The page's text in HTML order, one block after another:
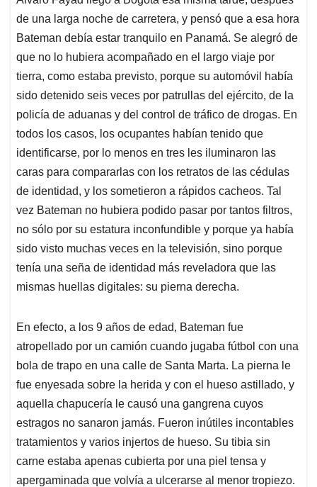
de una larga noche de carretera, y pensó que a esa hora
Bateman debía estar tranquilo en Panamá. Se alegró de
que no lo hubiera acompañado en el largo viaje por
tierra, como estaba previsto, porque su automóvil había
sido detenido seis veces por patrullas del ejército, de la
policía de aduanas y del control de tráfico de drogas. En
todos los casos, los ocupantes habían tenido que
identificarse, por lo menos en tres les iluminaron las
caras para compararlas con los retratos de las cédulas
de identidad, y los sometieron a rápidos cacheos. Tal
vez Bateman no hubiera podido pasar por tantos filtros,
no sólo por su estatura inconfundible y porque ya había
sido visto muchas veces en la televisión, sino porque
tenía una seña de identidad más reveladora que las
mismas huellas digitales: su pierna derecha.
En efecto, a los 9 años de edad, Bateman fue
atropellado por un camión cuando jugaba fútbol con una
bola de trapo en una calle de Santa Marta. La pierna le
fue enyesada sobre la herida y con el hueso astillado, y
aquella chapucería le causó una gangrena cuyos
estragos no sanaron jamás. Fueron inútiles incontables
tratamientos y varios injertos de hueso. Su tibia sin
carne estaba apenas cubierta por una piel tensa y
apergaminada que volvía a ulcerarse al menor tropiezo.